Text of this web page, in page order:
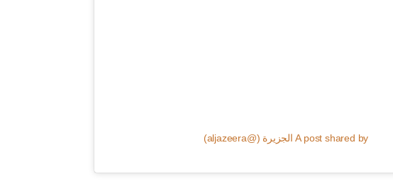
A post shared by الجزيرة (@aljazeera)